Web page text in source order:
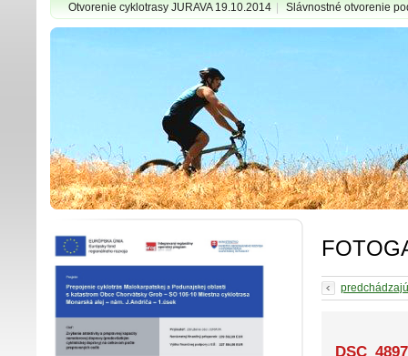
Otvorenie cyklotrasy JURAVA 19.10.2014
Slávnostné otvorenie